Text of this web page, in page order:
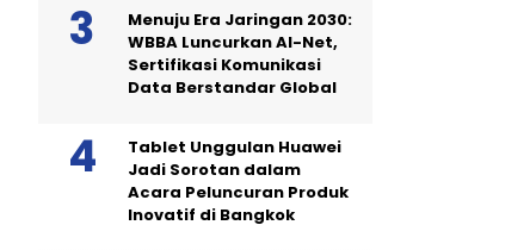
Menuju Era Jaringan 2030:
WBBA Luncurkan AI-Net,
Sertifikasi Komunikasi
Data Berstandar Global
Tablet Unggulan Huawei
Jadi Sorotan dalam
Acara Peluncuran Produk
Inovatif di Bangkok